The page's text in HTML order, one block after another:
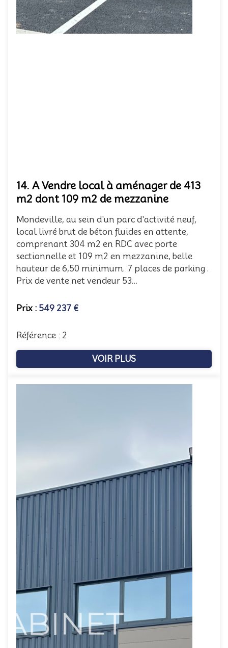
14. A Vendre local à aménager de 413
m2 dont 109 m2 de mezzanine
Mondeville, au sein d'un parc d'activité neuf,
local livré brut de béton fluides en attente,
comprenant 304 m2 en RDC avec porte
sectionnelle et 109 m2 en mezzanine, belle
hauteur de 6,50 minimum. 7 places de parking .
Prix de vente net vendeur 53...
Référence : 2
Prix : 549 237 €
VOIR PLUS